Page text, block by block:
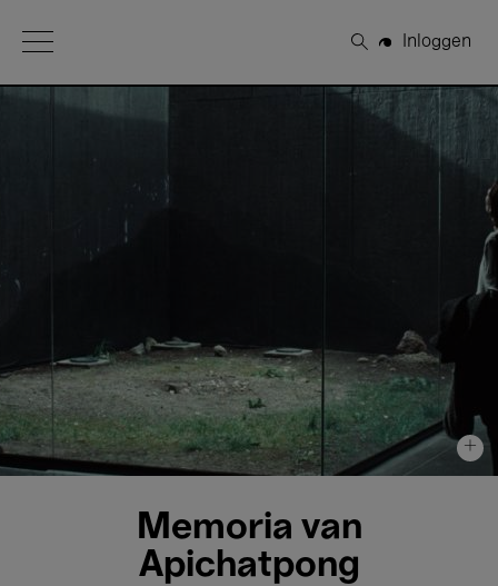
Open Menu
Zoeken
Inloggen
+
Memoria van
Apichatpong